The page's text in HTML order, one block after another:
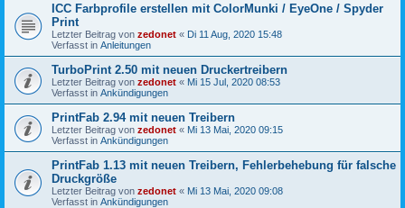
ICC Farbprofile erstellen mit ColorMunki / EyeOne / Spyder
Print
Letzter Beitrag von zedonet « Di 11 Aug, 2020 15:48
Verfasst in Anleitungen
TurboPrint 2.50 mit neuen Druckertreibern
Letzter Beitrag von zedonet « Mi 15 Jul, 2020 08:53
Verfasst in Ankündigungen
PrintFab 2.94 mit neuen Treibern
Letzter Beitrag von zedonet « Mi 13 Mai, 2020 09:15
Verfasst in Ankündigungen
PrintFab 1.13 mit neuen Treibern, Fehlerbehebung für falsche
Druckgröße
Letzter Beitrag von zedonet « Mi 13 Mai, 2020 09:08
Verfasst in Ankündigungen